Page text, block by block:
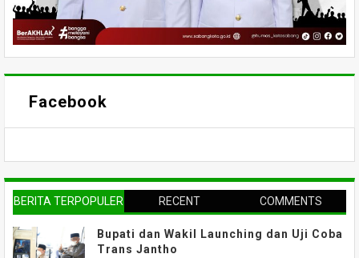
Facebook
BERITA TERPOPULER RECENT COMMENTS
Bupati dan Wakil Launching dan Uji Coba
Trans Jantho